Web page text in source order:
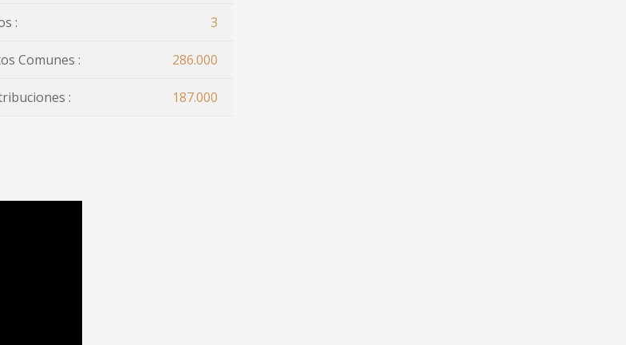
: 3
Comunes : 286.000
: 187.000